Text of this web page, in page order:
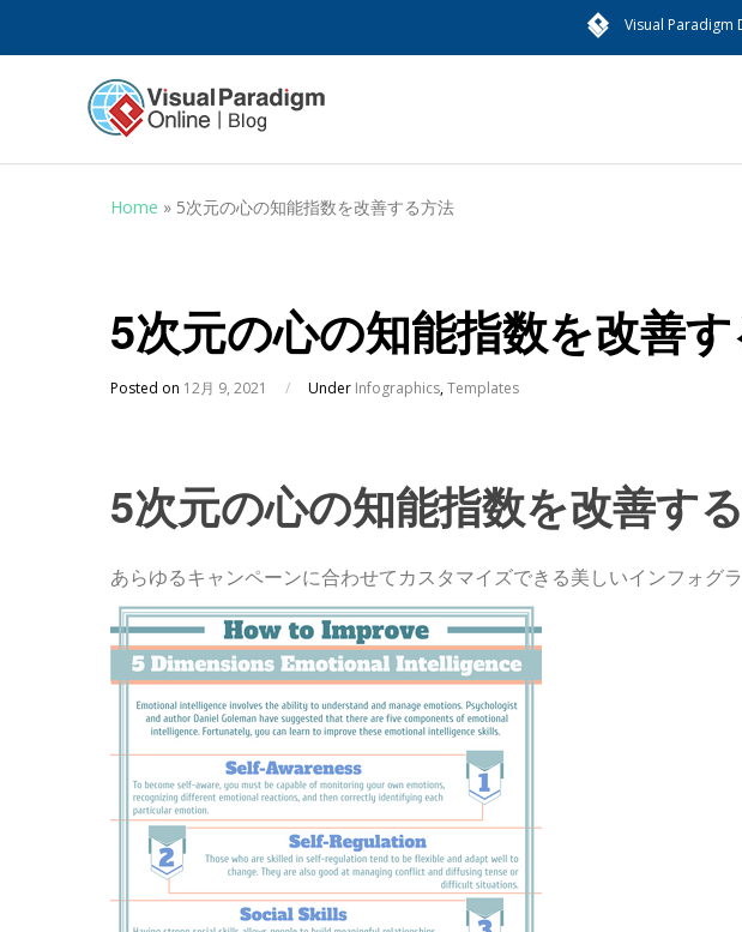
Visual Paradigm
Home » 5次元の心の知能指数を改善する方法
5次元の心の知能指数を改善
Posted on 12月 9, 2021 / Under Infographics,Templates
5次元の心の知能指数を改善す
あらゆるキャンペーンに合わせてカスタマイズできる美しいインフォグ